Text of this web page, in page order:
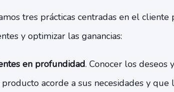
tres prácticas centradas en el
y optimizar las ganancias:
en profundidad. Conocer los deseos
acorde a sus necesidades y que